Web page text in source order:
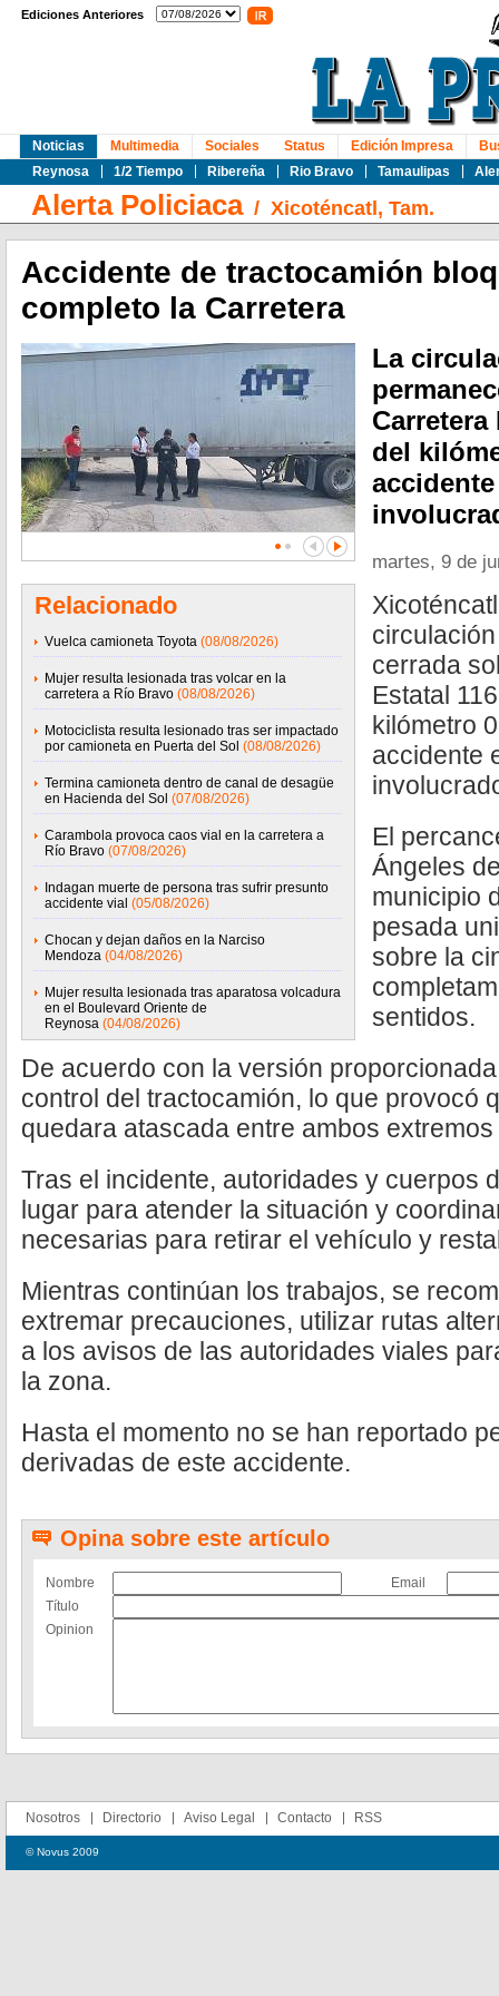
Ediciones Anteriores
Noticias
Reynosa
1/2 Tiempo Ribereña Rio Bravo Tamaulipas
Multimedia Sociales Status Edición Impresa
Alerta Policiaca/ Xicoténcatl, Tam.
Accidente de tractocamión
completo la Carretera
Relacionado
Vuelca camioneta Toyota (08/08/2026)
Mujer resulta lesionada tras volcar en la
carretera a Río Bravo (08/08/2026)
Motociclista resulta lesionado tras ser impactado
por camioneta en Puerta del Sol (08/08/2026)
Termina camioneta dentro de canal de desagüe
en Hacienda del Sol (07/08/2026)
Carambola provoca caos vial en la carretera a
Río Bravo (07/08/2026)
Indagan muerte de persona tras sufrir presunto
accidente vial (05/08/2026)
Chocan y dejan daños en la Narciso
Mendoza (04/08/2026)
Mujer resulta lesionada tras aparatosa volcadura
en el Boulevard Oriente de
Reynosa (04/08/2026)
La
Carretera
del
martes, 9 de
cerrada
Estatal
kilómetro
accidente
El
Ángeles
municipio
pesada
sobre la
sentidos.
De acuerdo con la versión
control del tractocamión, lo que provocó
quedara atascada entre ambos
Tras el incidente, autoridades y cuerpos
lugar para atender la situación y
necesarias para retirar el vehículo y
Mientras continúan los trabajos, se
extremar precauciones, utilizar rutas
a los avisos de las autoridades viales
la zona.
Hasta el momento no se han reportado
derivadas de este accidente.
Opina sobre este artículo
Nombre
Email
Título
Opinion
Nosotros Directorio Aviso Legal Contacto RSS
© Novus 2009